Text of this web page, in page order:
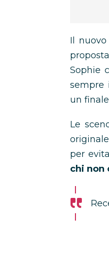
Il
Sophie
sempre
un
Le
per
chi non